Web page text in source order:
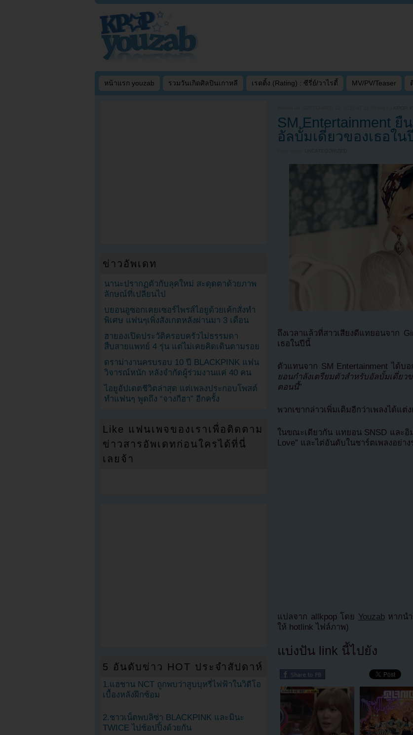
หน้าแรก youzab รวมวันเกิดศิลปินเกาหลี เรตติ้ง (Rating) : ซีรี่ย์/วาไรตี้ MV/PV/Teaser
KPOP
SM Entertainment
อัลบั้มเดี่ยวของเธอใน
UNCATEGORIZED
ถึงเวลาแล้วที่สาวเสียงดีแทยอนจาก
เธอในปีนี้
ตัวแทนจาก SM Entertainment ได้บ
ยอนกำลังเตรียมตัวสำหรับอัลบั้มเดี่ยว
ตอนนี้”
พวกเขากล่าวเพิ่มเติมอีกว่าเพลงได้แ
ในขณะเดียวกัน แทยอน SNSD และอิ
Love” และไต่อันดับในชาร์ตเพลงอย่าง
แปลจาก allkpop โดย Youzabหากนำ
ให้ hotlink ไฟล์ภาพ)
แบ่งปัน link นี้ไปยัง
ข่าวอัพเดท
นานะปรากฏตัวกับลุคใหม่ สะดุดตาด้วยภาพ
ลักษณ์ที่เปลี่ยนไป
บยอนอูซอกเคยเซอร์ไพรส์ไอยูด้วยเค้กสั่งทำ
พิเศษ แฟนๆเพิ่งสังเกตหลังผ่านมา 3 เดือน
ฮายองเปิดประวัติครอบครัวไม่ธรรมดา
สืบสายแพทย์ 4 รุ่น แต่ไม่เคยคิดเดินตามรอย
ดราม่างานครบรอบ 10 ปี BLACKPINK แฟน
วิจารณ์หนัก หลังจำกัดผู้ร่วมงานแค่ 40 คน
ไอยูอัปเดตชีวิตล่าสุด แต่เพลงประกอบโพสต์
ทำแฟนๆ พูดถึง “จางกีฮา” อีกครั้ง
Like แฟนเพจของเราเพื่อติดตาม
ข่าวสารอัพเดทก่อนใครได้ที่นี่
เลยจ้า
5 อันดับข่าว HOT ประจำสัปดาห์
1.แฮชาน NCT ถูกพบว่าสูบบุหรี่ไฟฟ้าในวิดีโอ
เบื้องหลังฝึกซ้อม
2.ชาวเน็ตพบลิซ่า BLACKPINK และมินะ
TWICE ไปช้อปปิ้งด้วยกัน